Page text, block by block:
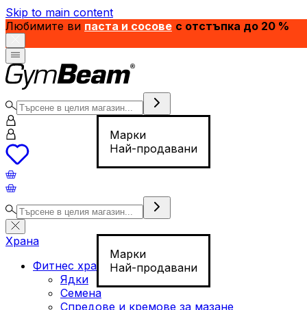
Skip to main content
Любимите ви паста и сосове с отстъпка до 20 %
Марки
Най-продавани
Марки
Най-продавани
Храна
Фитнес храна
Ядки
Семена
Спредове и кремове за мазане